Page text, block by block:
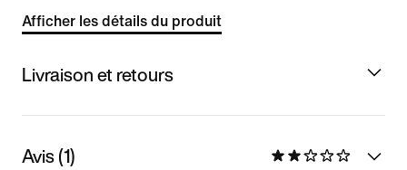
Afficher les détails du produit
Livraison et retours
Avis (1)